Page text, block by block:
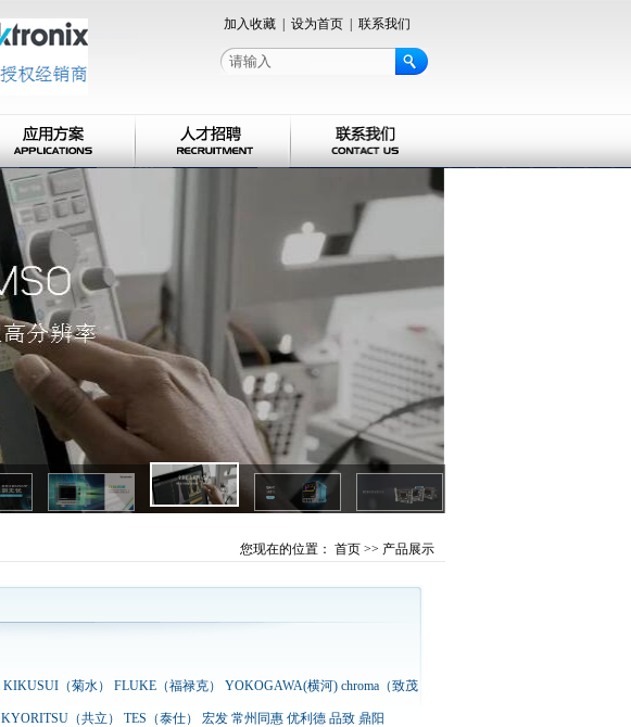
加入收藏 设为首页 联系我们
您现在的位置： 首页>> 产品展示
KIKUSUI（菊水） FLUKE（福禄克） YOKOGAWA(横河) chroma（致茂
KYORITSU（共立） TES（泰仕） 宏发 常州同惠 优利德 品致 鼎阳